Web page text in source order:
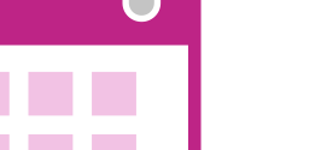
料無
する場合がございます。
がございます。